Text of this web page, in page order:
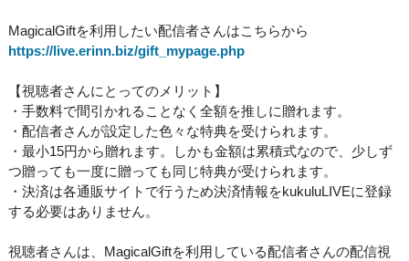
MagicalGiftを利用したい配信者さんはこちらから
https://live.erinn.biz/gift_mypage.php
【視聴者さんにとってのメリット】
・手数料で間引かれることなく全額を推しに贈れます。
・配信者さんが設定した色々な特典を受けられます。
・最小15円から贈れます。しかも金額は累積式なので、少しず
つ贈っても一度に贈っても同じ特典が受けられます。
・決済は各通販サイトで行うため決済情報をkukuluLIVEに登録
する必要はありません。
視聴者さんは、MagicalGiftを利用している配信者さんの配信視